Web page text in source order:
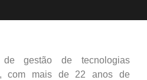
gestão de tecnologias
com mais de 22 anos de